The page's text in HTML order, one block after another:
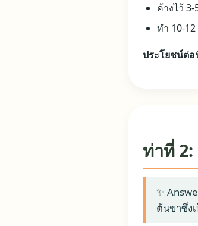
ค้างไว้
ทำ 10-
ประโยชน์ต่อ
ท่าที่
✨
ต้นขาซึ่ง